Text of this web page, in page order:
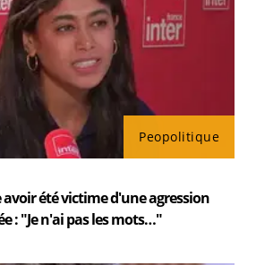
Peopolitique
avoir été victime d'une agression
: "Je n'ai pas les mots…"